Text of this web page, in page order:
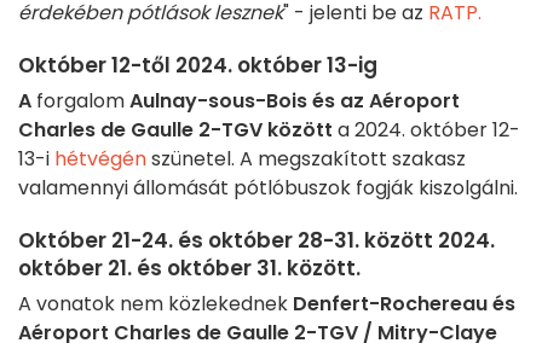
érdekében pótlások lesznek" - jelenti be az RATP.
Október 12-től 2024. október 13-ig
A forgalomAulnay-sous-Bois és az Aéroport
Charles de Gaulle 2-TGV között a 2024. október 12-
13-i hétvégénszünetel. A megszakított szakasz
valamennyi állomását pótlóbuszok fogják kiszolgálni.
Október 21-24. és október 28-31. között 2024.
október 21. és október 31. között.
A vonatok nem közlekednek Denfert-Rochereau és
Aéroport Charles de Gaulle 2-TGV / Mitry-Claye